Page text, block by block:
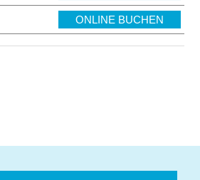
ONLINE BUCHEN